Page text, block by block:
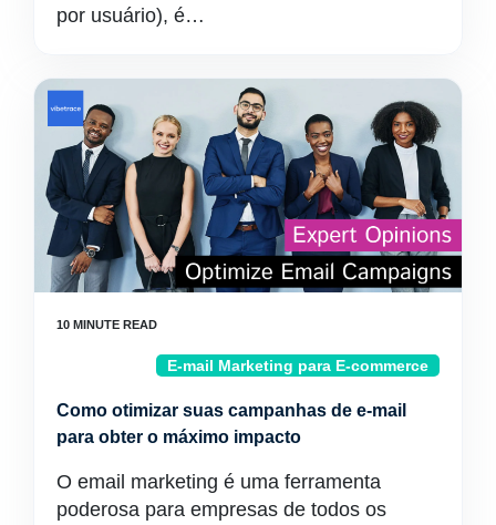
por usuário), é…
E-mail Marketing para E-commerce
Como otimizar suas campanhas de e-mail
para obter o máximo impacto
O email marketing é uma ferramenta
poderosa para empresas de todos os